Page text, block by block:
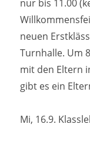
nur bis 11.00
neuen
Turnhalle. Um
mit den Eltern
gibt es ein
Mi, 16.9.